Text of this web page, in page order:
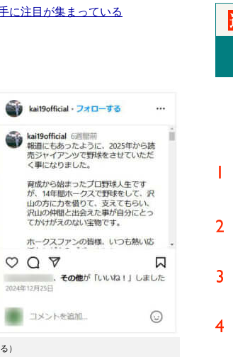
に注目が集まっている
）